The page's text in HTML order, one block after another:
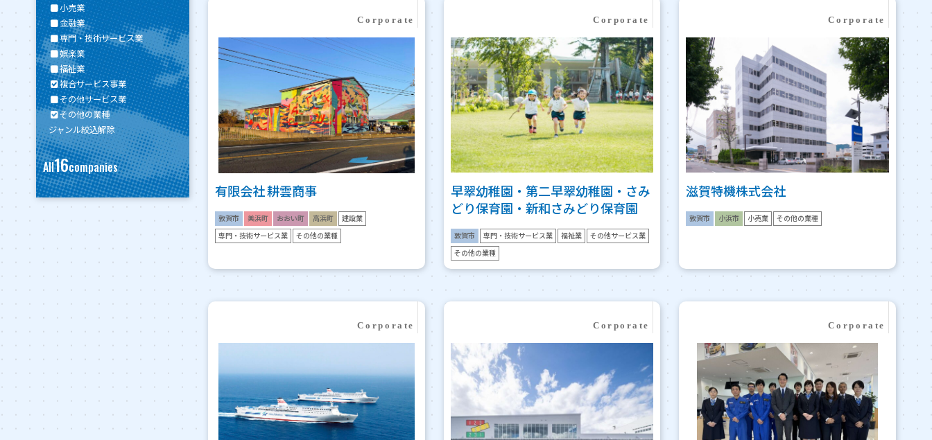
小売業
金融業
専門・技術サービス業
娯楽業
福祉業
複合サービス事業
その他サービス業
その他の業種
ジャンル絞込解除
All16companies
有限会社 耕雲商事
敦賀市 美浜町 おおい町 高浜町 建設業
専門・技術サービス業 その他の業種
早翠幼稚園・第二早翠幼稚園・さみ
どり保育園・新和さみどり保育園
敦賀市 専門・技術サービス業 福祉業 その他サービス業
その他の業種
滋賀特機株式会社
敦賀市 小浜市 小売業 その他の業種